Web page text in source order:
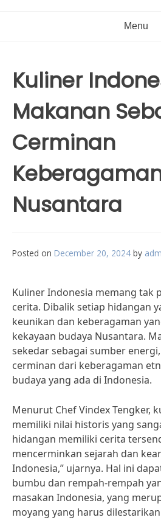
Menu
Kuliner
Makanan
Cerminan
Nusantara
Posted on December 20, 2024 by
Kuliner Indonesia memang tak
cerita. Dibalik setiap hidangan
keunikan dan keberagaman
kekayaan budaya Nusantara.
sekedar sebagai sumber
cerminan dari keberagaman
budaya yang ada di Indonesia.
Menurut Chef Vindex Tengker,
memiliki nilai historis yang
hidangan memiliki cerita
mencerminkan sejarah dan
Indonesia,” ujarnya. Hal ini
bumbu dan rempah-rempah
masakan Indonesia, yang
moyang yang harus